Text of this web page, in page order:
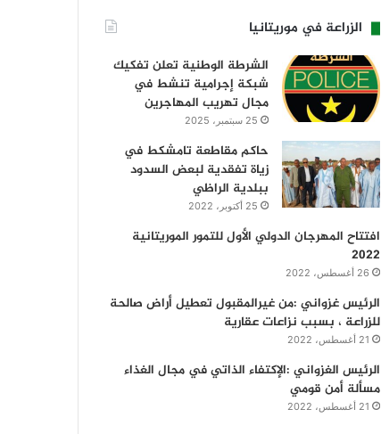
الزراعة في موريتانيا
الشرطة الوطنية تعلن تفكيك
شبكة إجرامية تنشط في
مجال تهريب المهاجرين
25 سبتمبر، 2025
حاكم مقاطعة تامشكط في
زياة تفقدية لبعض السدود
ببلدية الراظي
25 أكتوبر، 2022
افتتاح المهرجان الدولي الأول للتمور الموريتانية
2022
26 أغسطس، 2022
الرئيس غزواني :من غيرالمقبول تعطيل أراض صالحة
للزراعة ، بسبب نزاعات عقارية
21 أغسطس، 2022
الرئيس الغزواني :الإكتفاء الذاتي في مجال الغذاء
مسألة أمن قومي
21 أغسطس، 2022